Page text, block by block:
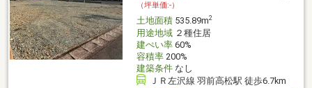
（坪単価:-）
土地面積535.89m2
用途地域２種住居
建ぺい率60%
容積率200%
建築条件なし
ＪＲ左沢線 羽前高松駅 徒歩6.7km